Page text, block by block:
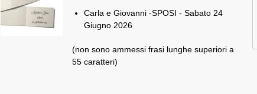
Carla e Giovanni -SPOSI - Sabato 24
Giugno 2026
(non sono ammessi frasi lunghe superiori a
55 caratteri)